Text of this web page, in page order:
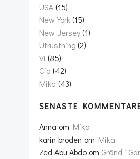
USA(15)
New York(15)
New Jersey(1)
Utrustning (2)
Vi (85)
Cia (42)
Mika (43)
SENASTE
Anna om Mika
karin broden om Mika
Zed Abu Abdo om Gränd i